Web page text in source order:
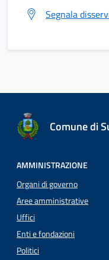
Segnala
Comune di
AMMINISTRAZIONE
Organi di governo
Aree amministrative
Uffici
Enti e fondazioni
Politici